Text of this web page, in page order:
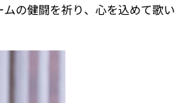
の健闘を祈り、心を込めて歌い